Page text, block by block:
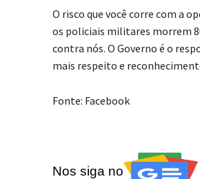
O risco que você corre com a
os policiais militares morrem
contra nós. O Governo é o
mais respeito e
Fonte: Facebook
Nos siga no